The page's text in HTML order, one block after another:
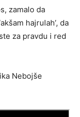
zamalo da
hajrulah’, da
za pravdu i red
Nebojše